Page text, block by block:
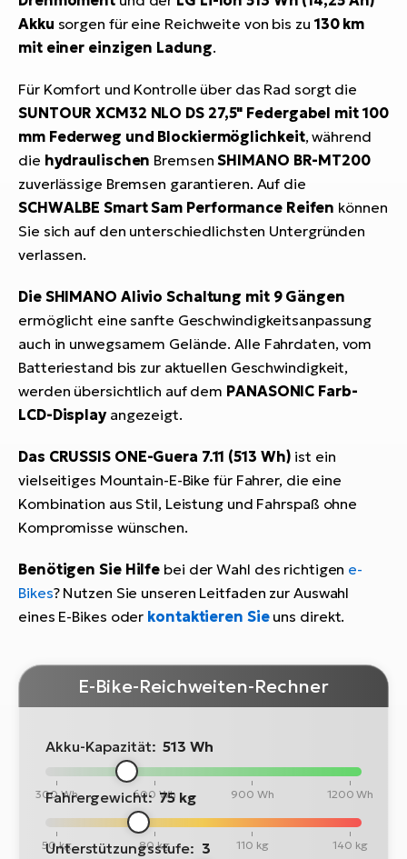
Akku sorgen für eine Reichweite von bis zu 130 km
mit einer einzigen Ladung.
Für Komfort und Kontrolle über das Rad sorgt die
SUNTOUR XCM32 NLO DS 27,5" Federgabel mit 100
mm Federweg und Blockiermöglichkeit, während
die hydraulischen BremsenSHIMANO BR-MT200
zuverlässige Bremsen garantieren. Auf die
SCHWALBE Smart Sam Performance Reifen können
Sie sich auf den unterschiedlichsten Untergründen
verlassen.
Die SHIMANO Alivio Schaltung mit 9 Gängen
ermöglicht eine sanfte Geschwindigkeitsanpassung
auch in unwegsamem Gelände. Alle Fahrdaten, vom
Batteriestand bis zur aktuellen Geschwindigkeit,
werden übersichtlich auf dem PANASONIC Farb-
LCD-Displayangezeigt.
Das CRUSSIS ONE-Guera 7.11 (513 Wh) ist ein
vielseitiges Mountain-E-Bike für Fahrer, die eine
Kombination aus Stil, Leistung und Fahrspaß ohne
Kompromisse wünschen.
Benötigen Sie Hilfe bei der Wahl des richtigen e-
Bikes? Nutzen Sie unseren Leitfaden zur Auswahl
eines E-Bikes oder kontaktieren Sie uns direkt.
E-Bike-Reichweiten-Rechner
Akku-Kapazität: 513 Wh
300 Wh 600 Wh 900 Wh 1200 Wh
Fahrergewicht: 75 kg
50 kg 80 kg 110 kg 140 kg
Unterstützungsstufe: 3